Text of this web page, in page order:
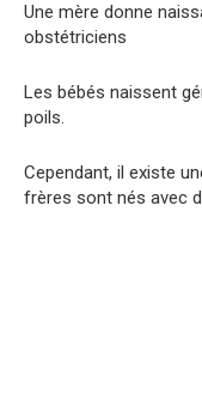
Une mère donne
obstétriciens
Les bébés naissent
poils.
Cependant, il existe
frères sont nés avec